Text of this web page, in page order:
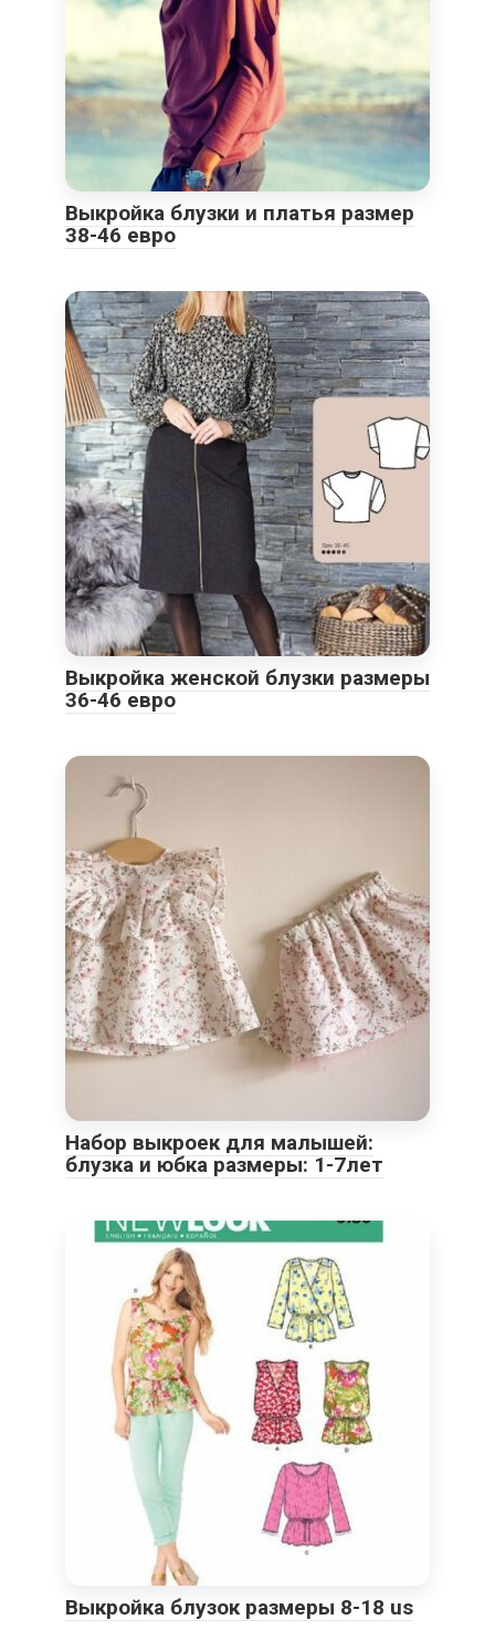
Выкройка блузки и платья размер
38-46 евро
Выкройка женской блузки размеры
36-46 евро
Набор выкроек для малышей:
блузка и юбка размеры: 1-7лет
Выкройка блузок размеры 8-18 us